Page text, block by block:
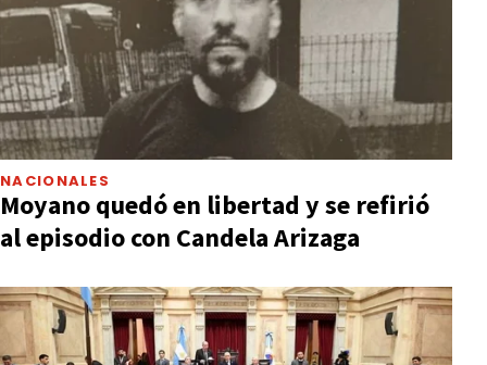
NACIONALES
Moyano quedó en libertad y se refirió
al episodio con Candela Arizaga